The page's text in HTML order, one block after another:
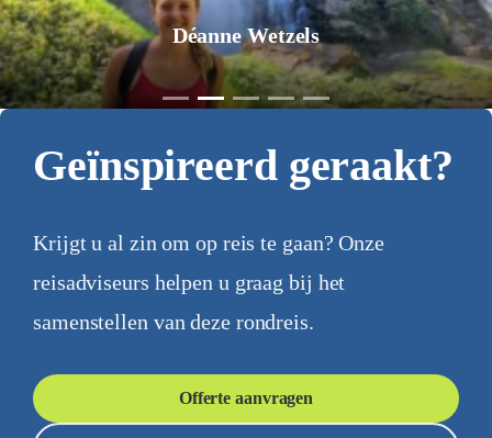
Jurgen Pol
Geïnspireerd geraakt?
Krijgt u al zin om op reis te gaan? Onze
reisadviseurs helpen u graag bij het
samenstellen van deze rondreis.
Offerte aanvragen